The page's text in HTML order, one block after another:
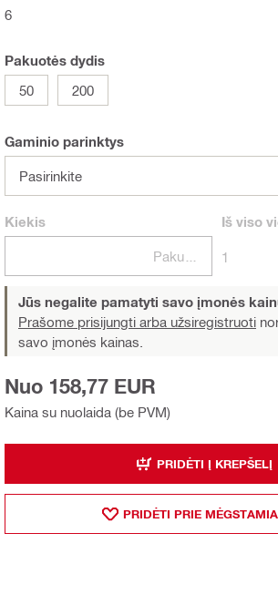
6
Pakuotės dydis
50
200
Gaminio parinktys
Pasirinkite
Kiekis
Pakuotės
Iš viso
1
Jūs negalite pamatyti savo įmonės
Prašome prisijungti arba užsiregistruoti
savo įmonės kainas.
Kaina su nuolaida (be PVM)
Nuo 158,77 EUR
PRIDĖTI Į KREPŠELĮ
PRIDĖTI PRIE